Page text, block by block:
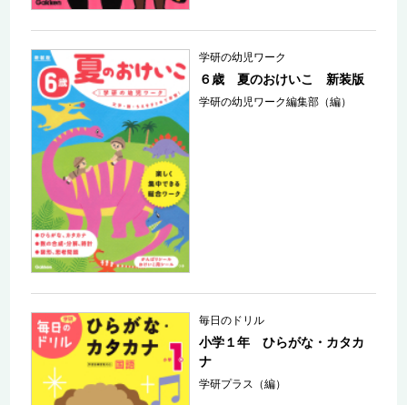
学研の幼児ワーク
６歳 夏のおけいこ 新装版
学研の幼児ワーク編集部（編）
毎日のドリル
小学１年 ひらがな・カタカ
ナ
学研プラス（編）